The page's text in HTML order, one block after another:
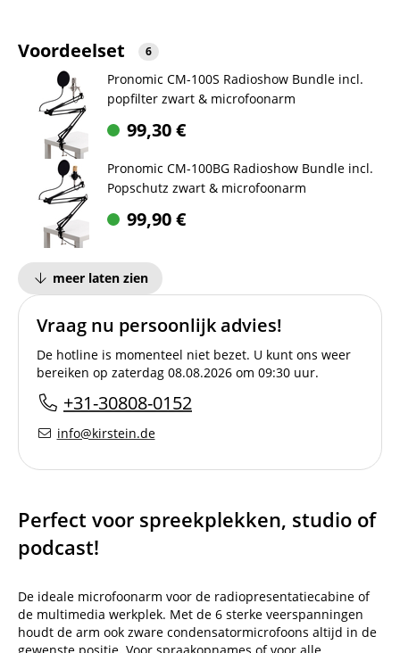
Voordeelset 6
Pronomic CM-100S Radioshow Bundle incl.
popfilter zwart & microfoonarm
99,30€
Pronomic CM-100BG Radioshow Bundle incl.
Popschutz zwart & microfoonarm
99,90€
meer laten zien
Vraag nu persoonlijk advies!
De hotline is momenteel niet bezet. U kunt ons weer
bereiken op zaterdag 08.08.2026 om 09:30 uur.
+31-30808-0152
info@kirstein.de
Perfect voor spreekplekken, studio of
podcast!
De ideale microfoonarm voor de radiopresentatiecabine of
de multimedia werkplek. Met de 6 sterke veerspanningen
houdt de arm ook zware condensatormicrofoons altijd in de